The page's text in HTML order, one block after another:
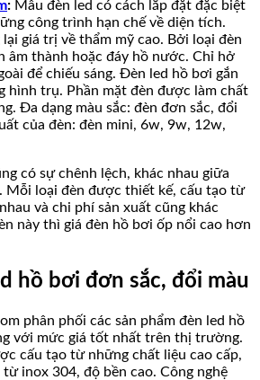
: Mẫu đèn led có cách lắp đặt đặc biệt
công trình hạn chế về diện tích.
giá trị về thẩm mỹ cao. Bởi loại đèn
âm thành hoặc đáy hồ nước. Chỉ hở
để chiếu sáng. Đèn led hồ bơi gắn
hình trụ. Phần mặt đèn được làm chất
Đa dạng màu sắc: đèn đơn sắc, đổi
của đèn: đèn mini, 6w, 9w, 12w,
có sự chênh lệch, khác nhau giữa
Mỗi loại đèn được thiết kế, cấu tạo từ
và chi phí sản xuất cũng khác
này thì giá đèn hồ bơi ốp nổi cao hơn
hồ bơi đơn sắc, đổi màu
phân phối các sản phẩm đèn led hồ
với mức giá tốt nhất trên thị trường.
cấu tạo từ những chất liệu cao cấp,
inox 304, độ bền cao. Công nghệ